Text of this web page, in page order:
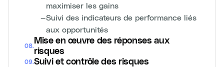
maximiser les gains
—Suivi des indicateurs de performance liés
aux opportunités
08.
Mise en œuvre des réponses aux
risques
09.Suivi et contrôle des risques